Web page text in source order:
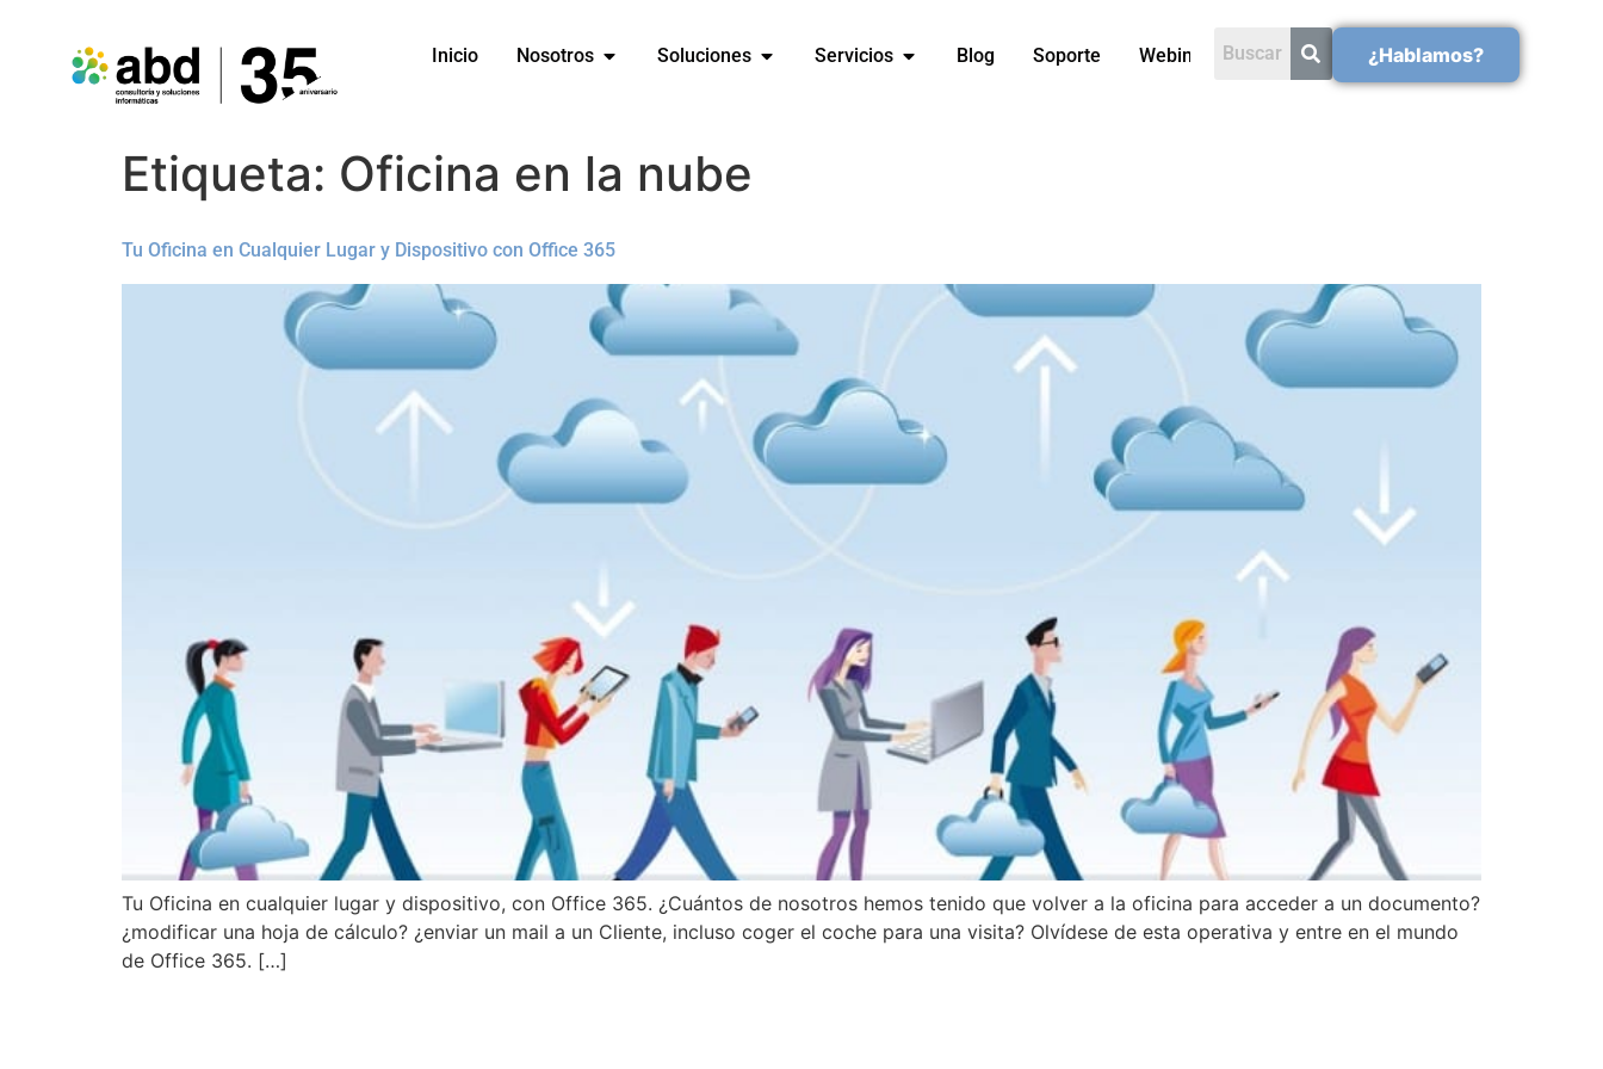
Inicio Nosotros Soluciones Servicios Blog Soporte Webinars ¿Hablamos?
Etiqueta: Oficina en la nube
Tu Oficina en Cualquier Lugar y Dispositivo con Office 365
Tu Oficina en cualquier lugar y dispositivo, con Office 365. ¿Cuántos de nosotros hemos tenido que volver a la oficina para acceder a un documento?
¿modificar una hoja de cálculo? ¿enviar un mail a un Cliente, incluso coger el coche para una visita? Olvídese de esta operativa y entre en el mundo
de Office 365. […]